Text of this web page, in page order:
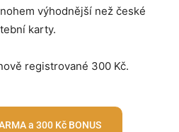
výhodnější než české
karty.
registrované 300 Kč.
a 300 Kč BONUS